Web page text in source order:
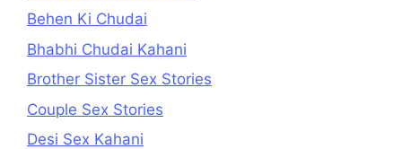
Behen Ki Chudai
Bhabhi Chudai Kahani
Brother Sister Sex Stories
Couple Sex Stories
Desi Sex Kahani